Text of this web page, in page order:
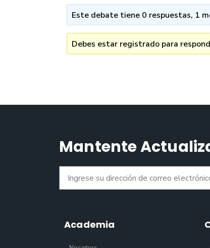
Este debate tiene 0 respuestas, 1
Debes estar registrado para
Mantente
Academia